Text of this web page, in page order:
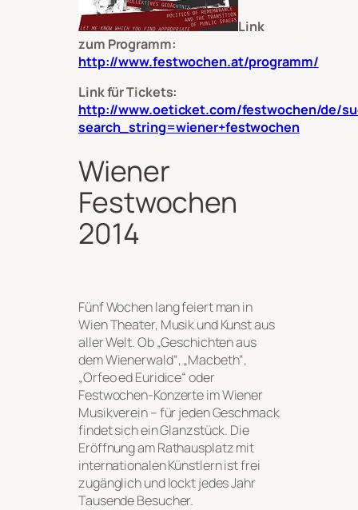
Link
zum Programm:
http://www.festwochen.at/programm/
Link für Tickets:
http://www.oeticket.com/festwochen/de/
search_string=wiener+festwochen
Wiener
Festwochen
2014
Fünf Wochen lang feiert man in
Wien Theater, Musik und Kunst aus
aller Welt. Ob „Geschichten aus
dem Wienerwald“, „Macbeth“,
„Orfeo ed Euridice“ oder
Festwochen-Konzerte im Wiener
Musikverein – für jeden Geschmack
findet sich ein Glanzstück. Die
Eröffnung am Rathausplatz mit
internationalen Künstlern ist frei
zugänglich und lockt jedes Jahr
Tausende Besucher.